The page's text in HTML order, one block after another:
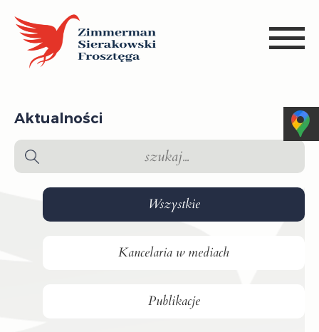
Aktualności
Wszystkie
Kancelaria w mediach
Publikacje